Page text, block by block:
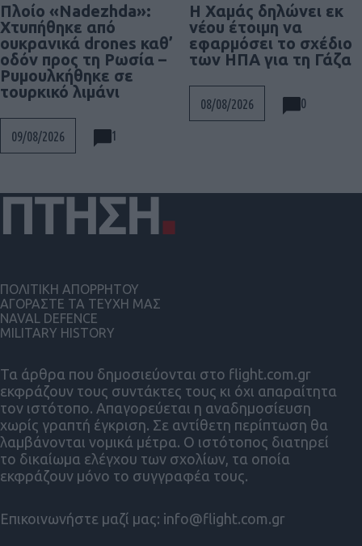
Πλοίο «Nadezhda»:
Χτυπήθηκε από
ουκρανικά drones καθ’
οδόν προς τη Ρωσία –
Ρυμουλκήθηκε σε
τουρκικό λιμάνι
09/08/2026 1
Η Χαμάς δηλώνει εκ
νέου έτοιμη να
εφαρμόσει το σχέδιο
των ΗΠΑ για τη Γάζα
08/08/2026 0
Τα άρθρα που δημοσιεύονται στο flight.com.gr
εκφράζουν τους συντάκτες τους κι όχι απαραίτητα
τον ιστότοπο. Απαγορεύεται η αναδημοσίευση
χωρίς γραπτή έγκριση. Σε αντίθετη περίπτωση θα
λαμβάνονται νομικά μέτρα. Ο ιστότοπος διατηρεί
το δικαίωμα ελέγχου των σχολίων, τα οποία
εκφράζουν μόνο το συγγραφέα τους.
Επικοινωνήστε μαζί μας: info@flight.com.gr
ΠΟΛΙΤΙΚΗ ΑΠΟΡΡΗΤΟΥ
ΑΓΟΡΑΣΤΕ ΤΑ ΤΕΥΧΗ ΜΑΣ
NAVAL DEFENCE
MILITARY HISTORY